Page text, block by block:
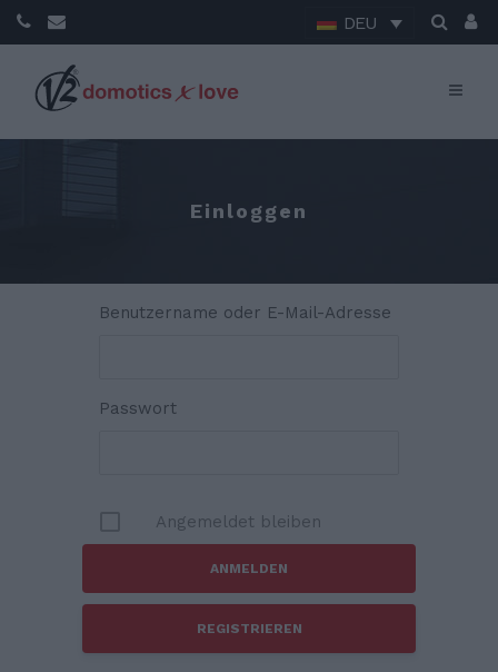
DEU
Einloggen
Benutzername oder E-Mail-Adresse
Passwort
Angemeldet bleiben
REGISTRIEREN